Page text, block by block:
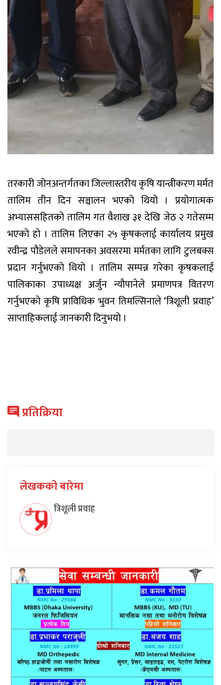
तरकारी जोनअन्तर्गतका जिल्लास्तरीय कृषि यान्त्रीकरण मर्मत
तालिम तीन दिन सञ्चालन भएको थियो । प्रयोगात्मक
अभ्याससहितको तालिम गत वैशाख ३१ देखि जेठ २ गतेसम्म
भएको हो । तालिम लिएका २५ कृषकलाई कार्यालय प्रमुख
रवीन्द्र पौडेलले समापनका अवसरमा मर्मतका लागि टुलबक्स
प्रदान गर्नुभएको थियो । तालिम सम्पन्न गरेका कृषकलाई
पालिकाका उपाध्यक्ष अर्जुन न्यौपानेले प्रमाणपत्र वितरण
गर्नुभएको कृषि प्राविधिक भुवन तिमल्सिनाले ‘त्रिशूली प्रवाह’
साप्ताहिकलाई जानकारी दिनुभयो ।
प्रतिक्रिया
लेखकको बारेमा
त्रिशूली प्रवाह